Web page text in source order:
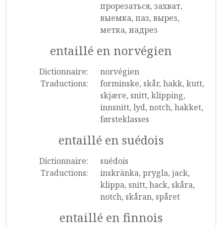
прорезаться, захват,
выемка, паз, вырез,
метка, надрез
entaillé en norvégien
Dictionnaire:
norvégien
Traductions:
forminske, skår, hakk, kutt,
skjære, snitt, klipping,
innsnitt, lyd, notch, hakket,
førsteklasses
entaillé en suédois
Dictionnaire:
suédois
Traductions:
inskränka, prygla, jack,
klippa, snitt, hack, skåra,
notch, skåran, spåret
entaillé en finnois